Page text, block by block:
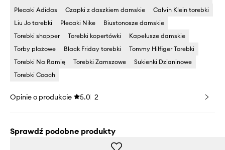
Plecaki Adidas
Czapki z daszkiem damskie
Calvin Klein torebki
Liu Jo torebki
Plecaki Nike
Biustonosze damskie
Torebki shopper
Torebki kopertówki
Kapelusze damskie
Torby plażowe
Black Friday torebki
Tommy Hilfiger Torebki
Torebki Na Ramię
Torebki Zamszowe
Sukienki Dzianinowe
Torebki Coach
Opinie o produkcie 5.0 2
Sprawdź podobne produkty